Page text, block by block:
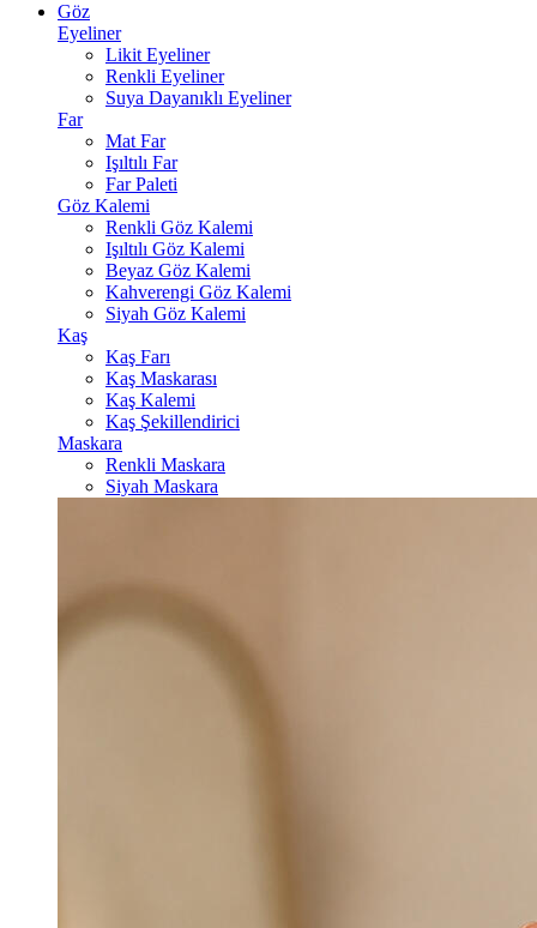
Göz
Eyeliner
Likit Eyeliner
Renkli Eyeliner
Suya Dayanıklı Eyeliner
Far
Mat Far
Işıltılı Far
Far Paleti
Göz Kalemi
Renkli Göz Kalemi
Işıltılı Göz Kalemi
Beyaz Göz Kalemi
Kahverengi Göz Kalemi
Siyah Göz Kalemi
Kaş
Kaş Farı
Kaş Maskarası
Kaş Kalemi
Kaş Şekillendirici
Maskara
Renkli Maskara
Siyah Maskara